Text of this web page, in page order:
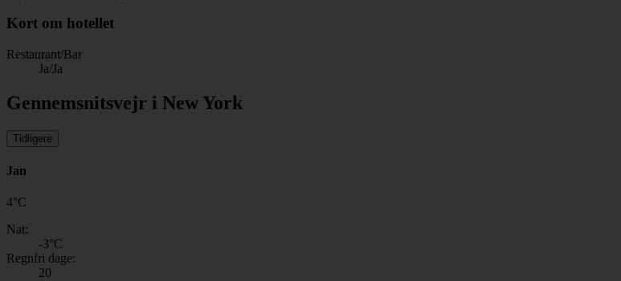
Kort om hotellet
Restaurant/Bar
Ja/Ja
Gennemsnitsvejr i New York
Tidligere
Jan
4°C
Nat:
-3°C
Regnfri dage:
20